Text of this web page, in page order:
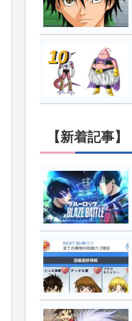
【新着記事】